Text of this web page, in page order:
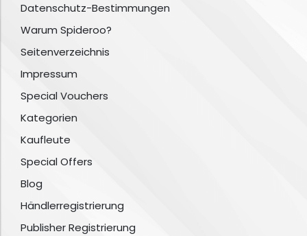
Datenschutz-Bestimmungen
Warum Spideroo?
Seitenverzeichnis
Impressum
Special Vouchers
Kategorien
Kaufleute
Special Offers
Blog
Händlerregistrierung
Publisher Registrierung